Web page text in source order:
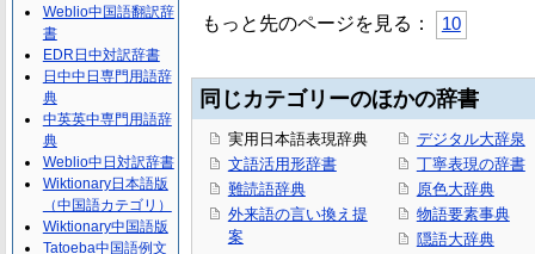
もっと先のページを見る： 10
同じカテゴリーのほかの辞書
実用日本語表現辞典
文語活用形辞書
難読語辞典
外来語の言い換え提
案
デジタル大辞泉
丁寧表現の辞書
原色大辞典
物語要素事典
隠語大辞典
Weblio中国語翻訳辞
書
EDR日中対訳辞書
日中中日専門用語辞
典
中英英中専門用語辞
典
Weblio中日対訳辞書
Wiktionary日本語版
（中国語カテゴリ）
Wiktionary中国語版
Tatoeba中国語例文